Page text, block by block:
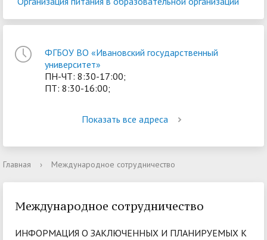
ФГБОУ ВО «Ивановский государственный
университет»
ПН-ЧТ: 8:30-17:00;
ПТ: 8:30-16:00;
Показать все адреса
Главная › Международное сотрудничество
Международное сотрудничество
ИНФОРМАЦИЯ О ЗАКЛЮЧЕННЫХ И ПЛАНИРУЕМЫХ К